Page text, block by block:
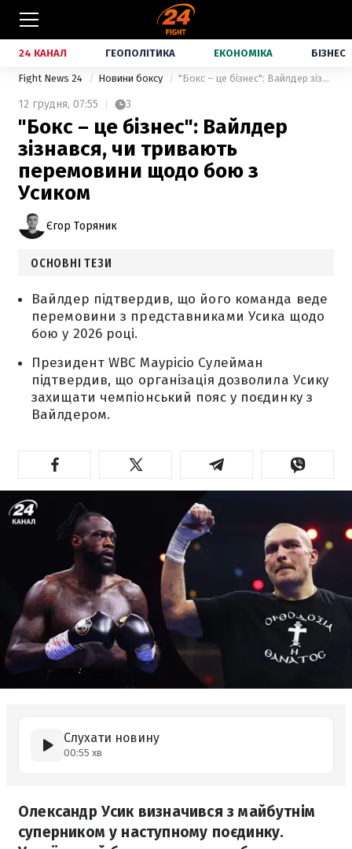
24 КАНАЛ ГЕОПОЛІТИКА ЕКОНОМІКА БІЗНЕС
Fight News 24 Новини боксу "Бокс – це бізнес": Вайлдер зізнався, чи тривають перемовини щодо бою з Усиком
12 грудня, 07:55 3
"Бокс – це бізнес": Вайлдер
зізнався, чи тривають
перемовини щодо бою з
Усиком
Єгор Торяник
ОСНОВНІ ТЕЗИ
Вайлдер підтвердив, що його команда веде
перемовини з представниками Усика щодо
бою у 2026 році.
Президент WBC Маурісіо Сулейман
підтвердив, що організація дозволила Усику
захищати чемпіонський пояс у поєдинку з
Вайлдером.
Слухати новину
00:55 хв
Олександр Усик визначився з майбутнім
суперником у наступному поєдинку.